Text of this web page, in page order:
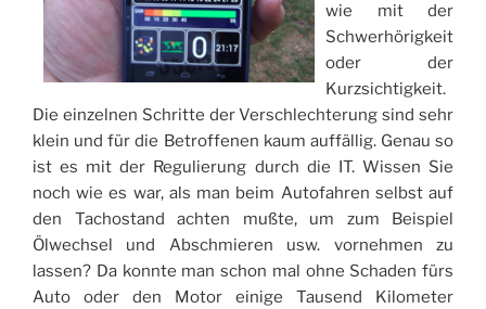
wie mit der
Schwerhörigkeit
oder der
Kurzsichtigkeit.
Die einzelnen Schritte der Verschlechterung sind sehr
klein und für die Betroffenen kaum auffällig. Genau so
ist es mit der Regulierung durch die IT. Wissen Sie
noch wie es war, als man beim Autofahren selbst auf
den Tachostand achten mußte, um zum Beispiel
Ölwechsel und Abschmieren usw. vornehmen zu
lassen? Da konnte man schon mal ohne Schaden fürs
Auto oder den Motor einige Tausend Kilometer